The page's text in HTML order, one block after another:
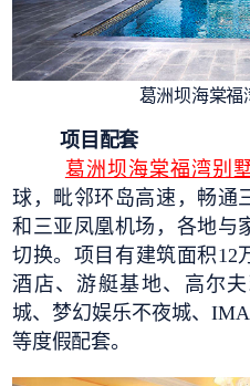
葛洲坝海棠福
项目配套
葛洲坝海棠福湾别
球，毗邻环岛高速，畅通
和三亚凤凰机场，各地与
切换。项目有建筑面积12
酒店、游艇基地、高尔
城、梦幻娱乐不夜城、
等度假配套。